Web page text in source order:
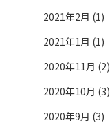
2021年2月 (1)
2021年1月 (1)
2020年11月 (2)
2020年10月 (3)
2020年9月 (3)